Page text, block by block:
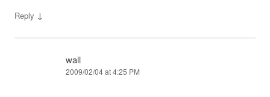
Reply ↓
wall
2009/02/04 at 4:25 PM